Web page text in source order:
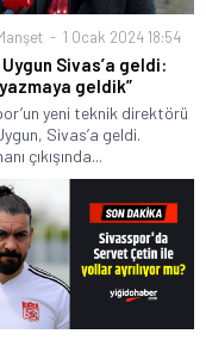
1 Ocak 2024 18:54
Sivas’a geldi:
geldik”
yeni teknik direktörü
Sivas’a geldi.
çıkışında...